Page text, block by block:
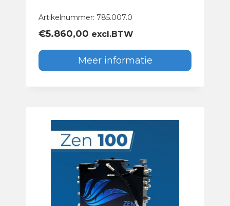
Artikelnummer: 785.007.0
€5.860,00 excl.BTW
Meer informatie